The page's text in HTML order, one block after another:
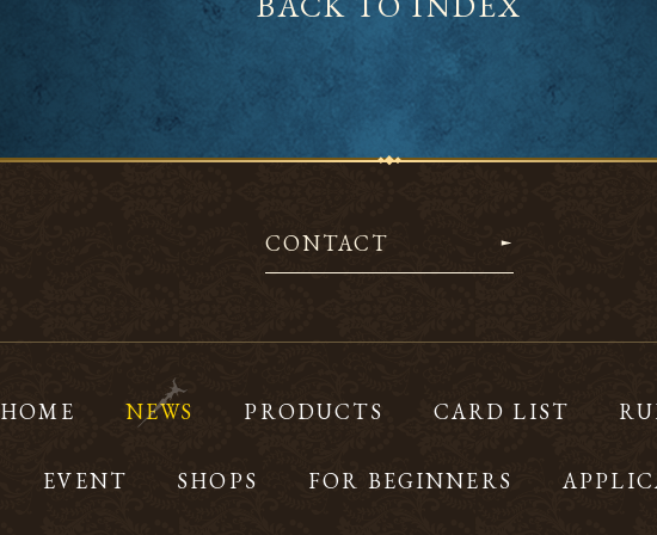
CONTACT
HOME NEWS PRODUCTS CARD LIST
EVENT SHOPS FOR BEGINNERS